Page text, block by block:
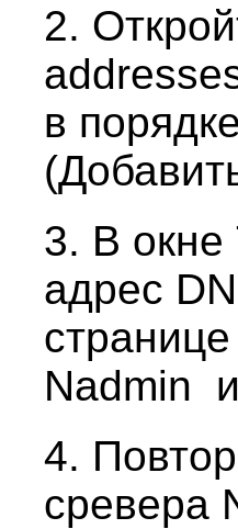
2.
в
3. В окне
адрес
Nadmin
4.
сревера